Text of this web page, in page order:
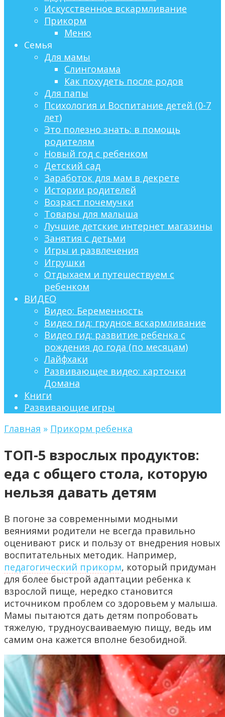
Искусственное вскармливание
Прикорм
Меню
Семья
Для мамы
Слингомама
Как похудеть после родов
Для папы
Психология и Воспитание детей (0-7
лет)
Это полезно знать: в помощь
родителям
Новый год с ребенком
Детский сад
Заработок для мам в декрете
Истории родителей
Возраст почемучки
Товары для малыша
Лучшие детские интернет магазины
Занятия с детьми
Игры и развлечения
Игрушки
Отдыхаем и путешествуем с
ребенком
ВИДЕО
Видео: Беременность
Видео гид: грудное вскармливание
Видео гид: развитие ребенка с
рождения до года (по месяцам)
Лайфхаки
Развивающее видео: карточки
Домана
Книги
Развивающие игры
Главная » Прикорм ребенка
ТОП-5 взрослых продуктов:
еда с общего стола, которую
нельзя давать детям
В погоне за современными модными
веяниями родители не всегда правильно
оценивают риск и пользу от внедрения новых
воспитательных методик. Например,
педагогический прикорм, который придуман
для более быстрой адаптации ребенка к
взрослой пище, нередко становится
источником проблем со здоровьем у малыша.
Мамы пытаются дать детям попробовать
тяжелую, трудноусваиваемую пищу, ведь им
самим она кажется вполне безобидной.